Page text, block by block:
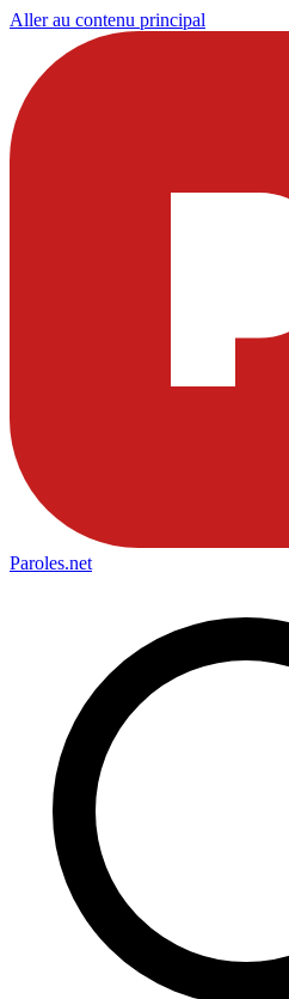
Aller au contenu principal
Paroles.net